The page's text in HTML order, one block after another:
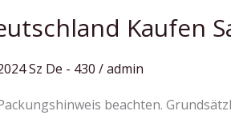
Kaufen
Sz De - 430 /admin
beachten.